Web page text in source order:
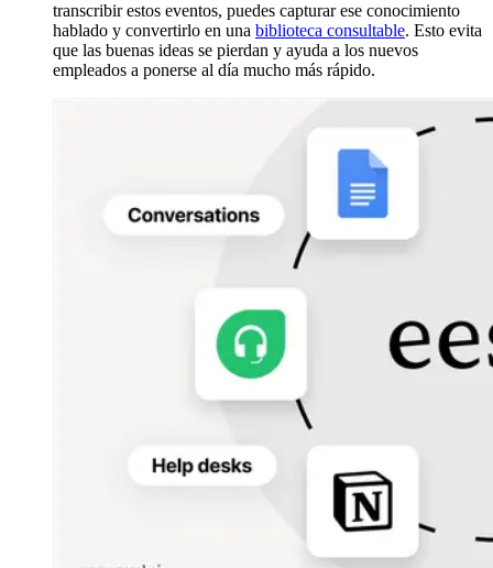
transcribir estos eventos, puedes capturar ese conocimiento
hablado y convertirlo en una biblioteca consultable. Esto evita
que las buenas ideas se pierdan y ayuda a los nuevos
empleados a ponerse al día mucho más rápido.